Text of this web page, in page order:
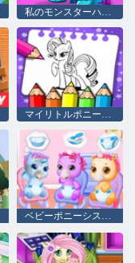
私のモンスターハイポニーガールズ
マイリトルポニーぬりえ
ベビーポニーシスターズケア